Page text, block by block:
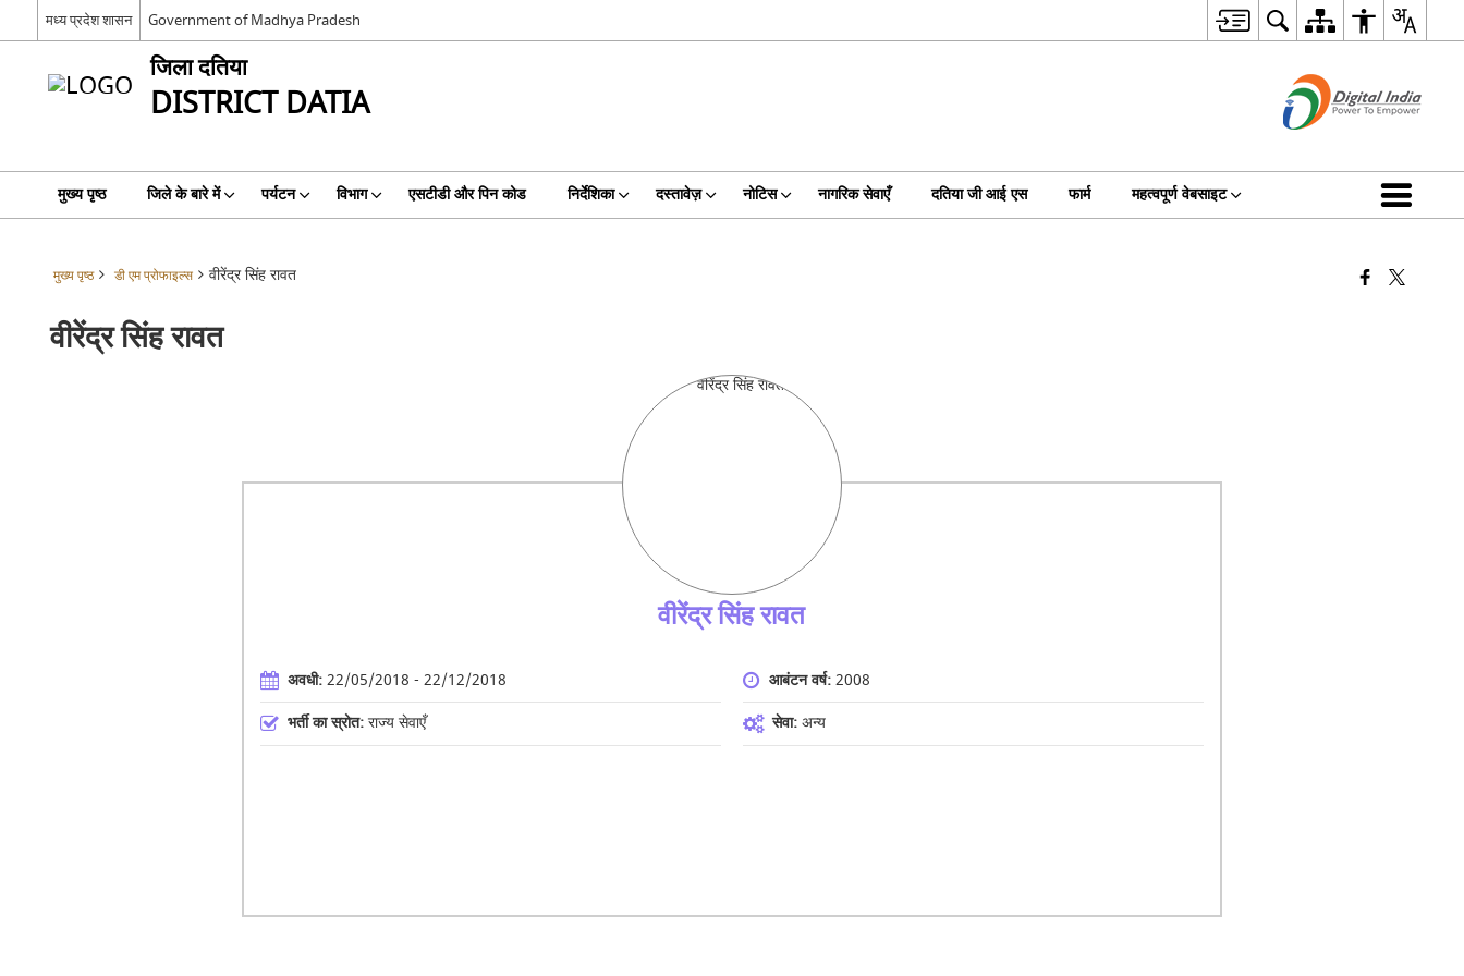
मध्य प्रदेश शासन Government of Madhya Pradesh
जिला दतिया
DISTRICT DATIA
मुख्य पृष्ठ जिले के बारे में पर्यटन विभाग एसटीडी और पिन कोड निर्देशिका दस्तावेज़ नोटिस नागरिक सेवाएँ दतिया जी आई एस फार्म महत्वपूर्ण वेबसाइट
मुख्य पृष्ठ डी एम प्रोफाइल्स वीरेंद्र सिंह रावत
वीरेंद्र सिंह रावत
वीरेंद्र सिंह रावत
अवधी:22/05/2018 - 22/12/2018 आबंटन वर्ष:2008
भर्ती का स्रोत:राज्य सेवाएँ सेवा:अन्य